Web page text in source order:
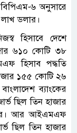
৬ অনুসারে
ডলার।
হিসাবে দেশে
৬১০ কোটি ৩৮
হিসাব পদ্ধতি
১৫৫ কোটি ২৬
ব্যাংকের
ছিল তিন হাজার
আর আইএমএফ
ছিল তিন হাজার